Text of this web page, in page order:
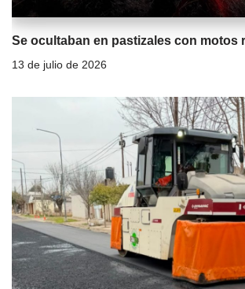
Se ocultaban en pastizales con motos
13 de julio de 2026